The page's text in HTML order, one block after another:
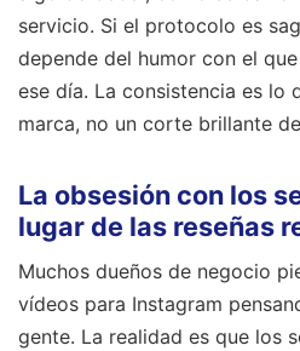
servicio. Si el protocolo es
depende del humor con el
ese día. La consistencia es lo
marca, no un corte brillante
La obsesión con los
lugar de las reseñas
Muchos dueños de negocio
vídeos para Instagram
gente. La realidad es que los